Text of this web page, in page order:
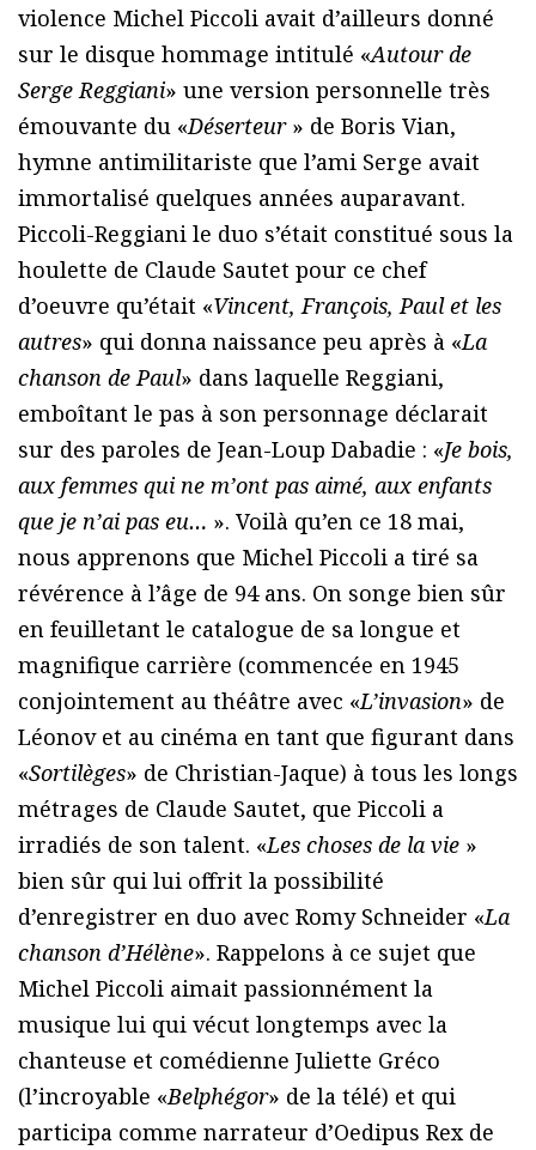
violence Michel Piccoli avait d’ailleurs donné
sur le disque hommage intitulé «Autour de
Serge Reggiani» une version personnelle très
émouvante du «Déserteur » de Boris Vian,
hymne antimilitariste que l’ami Serge avait
immortalisé quelques années auparavant.
Piccoli-Reggiani le duo s’était constitué sous la
houlette de Claude Sautet pour ce chef
d’oeuvre qu’était «Vincent, François, Paul et les
autres» qui donna naissance peu après à «La
chanson de Paul» dans laquelle Reggiani,
emboîtant le pas à son personnage déclarait
sur des paroles de Jean-Loup Dabadie : «Je bois,
aux femmes qui ne m’ont pas aimé, aux enfants
que je n’ai pas eu… ». Voilà qu’en ce 18 mai,
nous apprenons que Michel Piccoli a tiré sa
révérence à l’âge de 94 ans. On songe bien sûr
en feuilletant le catalogue de sa longue et
magnifique carrière (commencée en 1945
conjointement au théâtre avec «L’invasion» de
Léonov et au cinéma en tant que figurant dans
«Sortilèges» de Christian-Jaque) à tous les longs
métrages de Claude Sautet, que Piccoli a
irradiés de son talent. «Les choses de la vie »
bien sûr qui lui offrit la possibilité
d’enregistrer en duo avec Romy Schneider «La
chanson d’Hélène». Rappelons à ce sujet que
Michel Piccoli aimait passionnément la
musique lui qui vécut longtemps avec la
chanteuse et comédienne Juliette Gréco
(l’incroyable «Belphégor» de la télé) et qui
participa comme narrateur d’Oedipus Rex de